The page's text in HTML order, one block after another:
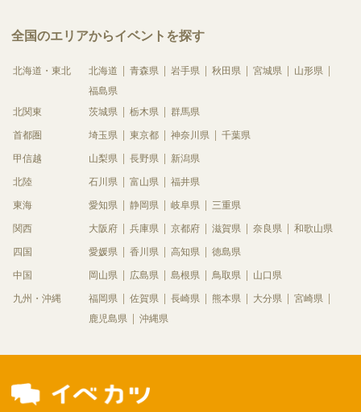
全国のエリアからイベントを探す
北海道・東北 北海道 青森県 岩手県 秋田県 宮城県
山形県
福島県
北関東
茨城県 栃木県 群馬県
首都圏 埼玉県 東京都 神奈川県 千葉県
甲信越 山梨県 長野県 新潟県
北陸 石川県 富山県 福井県
東海 愛知県 静岡県 岐阜県 三重県
関西 大阪府 兵庫県 京都府 滋賀県 奈良県 和歌山県
四国 愛媛県 香川県 高知県 徳島県
中国 岡山県 広島県 島根県 鳥取県 山口県
九州・沖縄 福岡県 佐賀県 長崎県 熊本県 大分県
宮崎県
鹿児島県
沖縄県